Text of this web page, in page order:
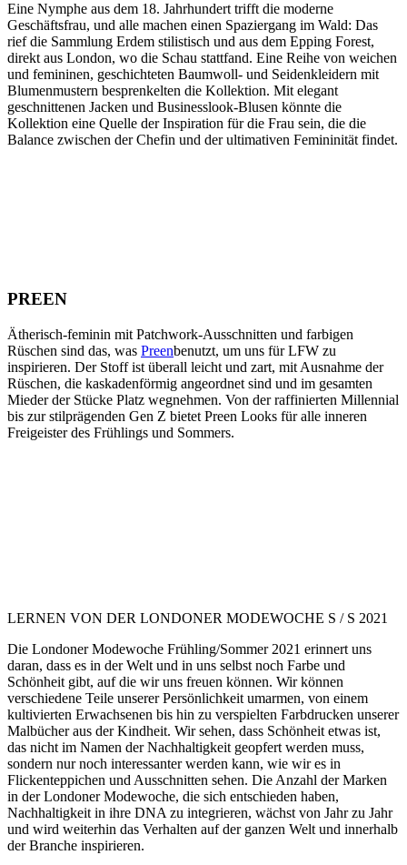
Eine Nymphe aus dem 18. Jahrhundert trifft die moderne
Geschäftsfrau, und alle machen einen Spaziergang im Wald: Das
rief die Sammlung Erdem stilistisch und aus dem Epping Forest,
direkt aus London, wo die Schau stattfand. Eine Reihe von weichen
und femininen, geschichteten Baumwoll- und Seidenkleidern mit
Blumenmustern besprenkelten die Kollektion. Mit elegant
geschnittenen Jacken und Businesslook-Blusen könnte die
Kollektion eine Quelle der Inspiration für die Frau sein, die die
Balance zwischen der Chefin und der ultimativen Femininität findet.
PREEN
Ätherisch-feminin mit Patchwork-Ausschnitten und farbigen
Rüschen sind das, was Preenbenutzt, um uns für LFW zu
inspirieren. Der Stoff ist überall leicht und zart, mit Ausnahme der
Rüschen, die kaskadenförmig angeordnet sind und im gesamten
Mieder der Stücke Platz wegnehmen. Von der raffinierten Millennial
bis zur stilprägenden Gen Z bietet Preen Looks für alle inneren
Freigeister des Frühlings und Sommers.
LERNEN VON DER LONDONER MODEWOCHE S / S 2021
Die Londoner Modewoche Frühling/Sommer 2021 erinnert uns
daran, dass es in der Welt und in uns selbst noch Farbe und
Schönheit gibt, auf die wir uns freuen können. Wir können
verschiedene Teile unserer Persönlichkeit umarmen, von einem
kultivierten Erwachsenen bis hin zu verspielten Farbdrucken unserer
Malbücher aus der Kindheit. Wir sehen, dass Schönheit etwas ist,
das nicht im Namen der Nachhaltigkeit geopfert werden muss,
sondern nur noch interessanter werden kann, wie wir es in
Flickenteppichen und Ausschnitten sehen. Die Anzahl der Marken
in der Londoner Modewoche, die sich entschieden haben,
Nachhaltigkeit in ihre DNA zu integrieren, wächst von Jahr zu Jahr
und wird weiterhin das Verhalten auf der ganzen Welt und innerhalb
der Branche inspirieren.